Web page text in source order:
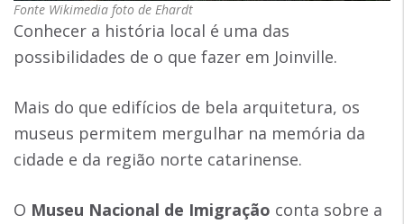
Fonte Wikimedia foto de Ehardt
Conhecer a história local é uma das
possibilidades de o que fazer em Joinville.
Mais do que edifícios de bela arquitetura, os
museus permitem mergulhar na memória da
cidade e da região norte catarinense.
O Museu Nacional de Imigração conta sobre a